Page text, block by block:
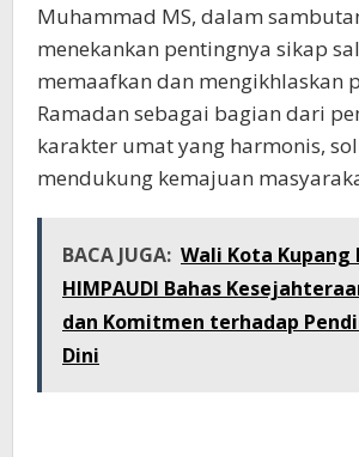
Muhammad MS, dalam
menekankan pentingnya sikap
memaafkan dan mengikhlaskan
Ramadan sebagai bagian dari
karakter umat yang harmonis,
mendukung kemajuan
BACA JUGA: Wali Kota Kupang
HIMPAUDI Bahas
dan Komitmen terhadap
Dini